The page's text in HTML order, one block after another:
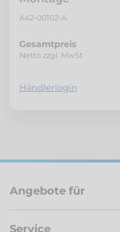
A42-00102-A
Gesamtpreis
Netto zzgl. MwSt.
Händlerlogin
Angebote für
Service